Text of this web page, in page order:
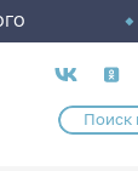
Социальные
сети